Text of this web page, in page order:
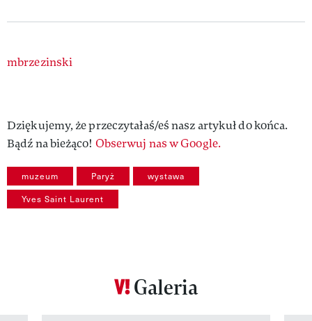
Authors
mbrzezinski
Dziękujemy, że przeczytałaś/eś nasz artykuł do końca.
Bądź na bieżąco! Obserwuj nas w Google.
muzeum Paryż wystawa
Yves Saint Laurent
Galeria